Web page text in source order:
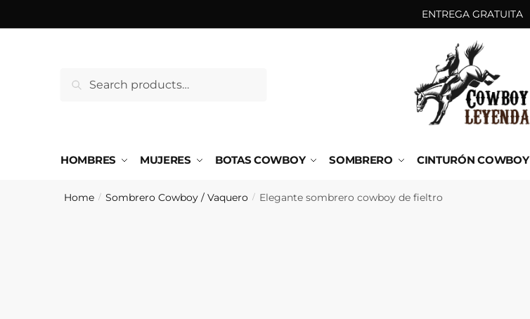
a
al
ENTREGA GRATUITA
Search
HOMBRES MUJERES BOTAS COWBOY SOMBRERO CINTURÓN COWBOY
Home / Sombrero Cowboy / Vaquero / Elegante sombrero cowboy de fieltro